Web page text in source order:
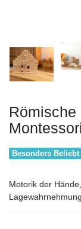
Besonders Beliebt
Motorik der